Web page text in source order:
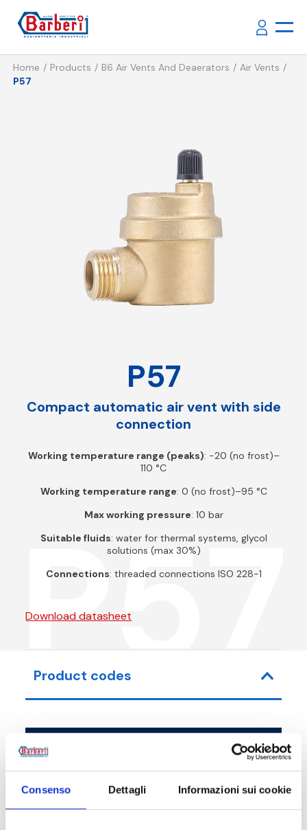
Consenso Dettagli Informazioni sui cookie
Home Products B6 Air Vents And Deaerators
Air Vents
P57
P57
P57
Compact automatic air vent with side
connection
Working temperature range (peaks): -20 (no frost)–
110 °C
Working temperature range: 0 (no frost)–95 °C
Max working pressure: 10 bar
Suitable fluids: water for thermal systems, glycol
solutions (max 30%)
Connections: threaded connections ISO 228-1
Download datasheet
Product codes
Item code Size
P57010000 G 3/8 M